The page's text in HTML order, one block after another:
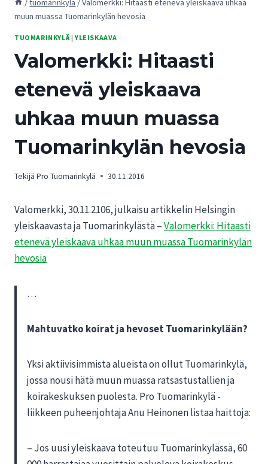
/tuomarinkylä /Valomerkki: Hitaasti etenevä yleiskaava uhkaa
muun muassa Tuomarinkylän hevosia
TUOMARINKYLÄ|YLEISKAAVA
Valomerkki: Hitaasti
etenevä yleiskaava
uhkaa muun muassa
Tuomarinkylän hevosia
Tekijä Pro Tuomarinkylä 30.11.2016
Valomerkki, 30.11.2106, julkaisu artikkelin Helsingin
yleiskaavasta ja Tuomarinkylästä –Valomerkki: Hitaasti
etenevä yleiskaava uhkaa muun muassa Tuomarinkylän
hevosia
…
Mahtuvatko koirat ja hevoset Tuomarinkylään?
Yksi aktiivisimmista alueista on ollut Tuomarinkylä,
jossa nousi hätä muun muassa ratsastustallien ja
koirakeskuksen puolesta. Pro Tuomarinkylä -
liikkeen puheenjohtaja Anu Heinonen listaa haittoja:
– Jos uusi yleiskaava toteutuu Tuomarinkylässä, 60